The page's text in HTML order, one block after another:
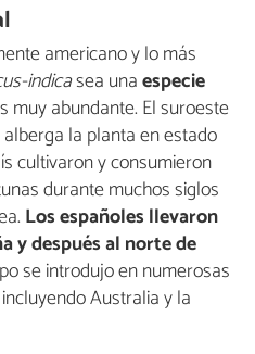
americano y lo más
indicasea unaespecie
muy abundante. El suroeste
la planta en estado
cultivaron y consumieron
durante muchos siglos
Los españoles llevaron
y después al norte de
se introdujo en numerosas
Australia y la